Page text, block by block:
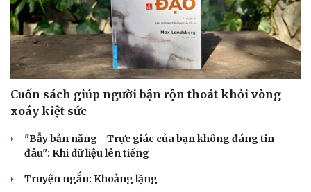
Cải chính
Cuốn sách giúp người bận rộn thoát khỏi vòng
xoáy kiệt sức
"Bẫy bản năng - Trực giác của bạn không đáng tin
đâu": Khi dữ liệu lên tiếng
Truyện ngắn: Khoảng lặng